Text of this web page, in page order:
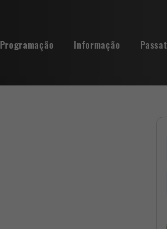
Programação Informação